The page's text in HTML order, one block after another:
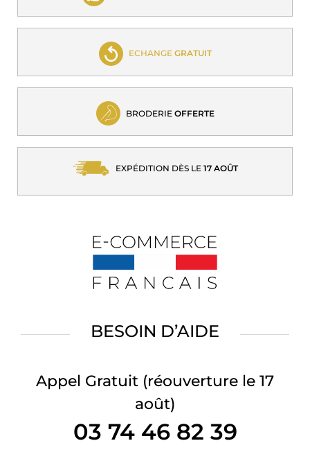
ECHANGE GRATUIT
BRODERIE OFFERTE
EXPÉDITION DÈS LE 17 AOÛT
BESOIN D’AIDE
Appel Gratuit (réouverture le 17
août)
03 74 46 82 39